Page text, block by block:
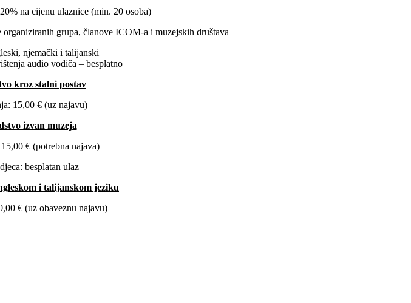
na cijenu ulaznice (min. 20 osoba)
grupa, članove ICOM-a i muzejskih društava
njemački i talijanski
audio vodiča – besplatno
kroz stalni postav
15,00 € (uz najavu)
izvan muzeja
€ (potrebna najava)
besplatan ulaz
i talijanskom jeziku
€ (uz obaveznu najavu)